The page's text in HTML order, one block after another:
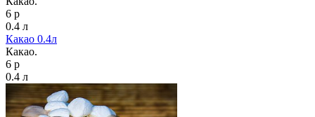
6 р
0.4 л
Какао 0.4л
Какао.
6 р
0.4 л